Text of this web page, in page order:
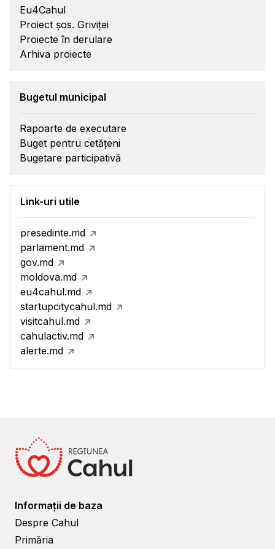
Eu4Cahul
Proiect șos. Griviței
Proiecte în derulare
Arhiva proiecte
Bugetul municipal
Rapoarte de executare
Buget pentru cetățeni
Bugetare participativă
Link-uri utile
presedinte.md
parlament.md
gov.md
moldova.md
eu4cahul.md
startupcitycahul.md
visitcahul.md
cahulactiv.md
alerte.md
Informații de baza
Despre Cahul
Primăria